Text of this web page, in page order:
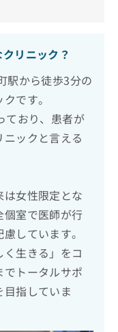
リニック？
駅から徒歩3分の
です。
ており、患者が
ックと言える
女性限定とな
個室で医師が行
しています。
く生きる」をコ
トータルサポ
指していま